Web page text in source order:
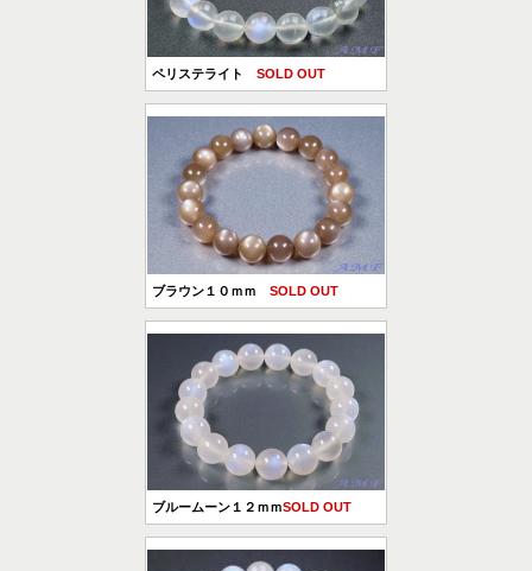
ペリステライト SOLD OUT
ブラウン１０ｍｍ SOLD OUT
ブルームーン１２ｍｍSOLD OUT